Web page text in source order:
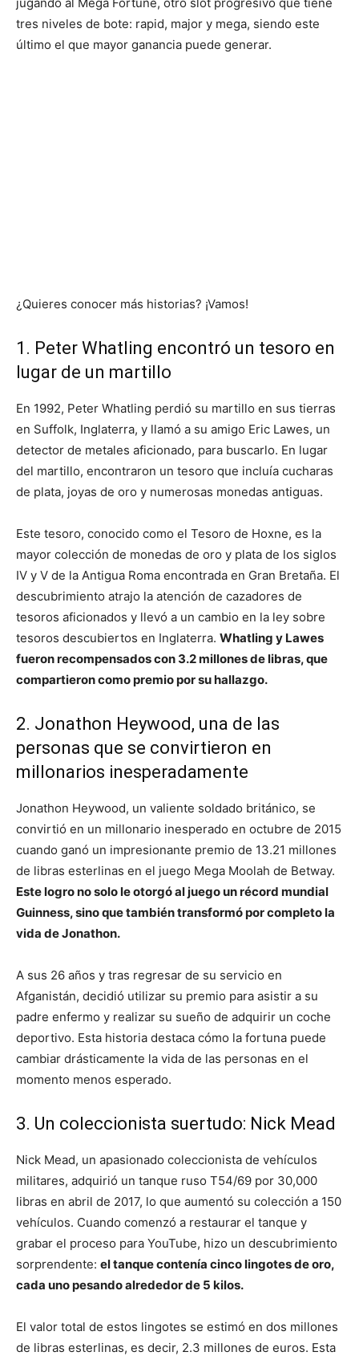
tres niveles de bote: rapid, major y mega, siendo este
último el que mayor ganancia puede generar.
¿Quieres conocer más historias? ¡Vamos!
1. Peter Whatling encontró un tesoro en
lugar de un martillo
En 1992, Peter Whatling perdió su martillo en sus tierras
en Suffolk, Inglaterra, y llamó a su amigo Eric Lawes, un
detector de metales aficionado, para buscarlo. En lugar
del martillo, encontraron un tesoro que incluía cucharas
de plata, joyas de oro y numerosas monedas antiguas.
Este tesoro, conocido como el Tesoro de Hoxne, es la
mayor colección de monedas de oro y plata de los siglos
IV y V de la Antigua Roma encontrada en Gran Bretaña. El
descubrimiento atrajo la atención de cazadores de
tesoros aficionados y llevó a un cambio en la ley sobre
tesoros descubiertos en Inglaterra. Whatling y Lawes
fueron recompensados con 3.2 millones de libras, que
compartieron como premio por su hallazgo.
2. Jonathon Heywood, una de las
personas que se convirtieron en
millonarios inesperadamente
Jonathon Heywood, un valiente soldado británico, se
convirtió en un millonario inesperado en octubre de 2015
cuando ganó un impresionante premio de 13.21 millones
de libras esterlinas en el juego Mega Moolah de Betway.
Este logro no solo le otorgó al juego un récord mundial
Guinness, sino que también transformó por completo la
vida de Jonathon.
A sus 26 años y tras regresar de su servicio en
Afganistán, decidió utilizar su premio para asistir a su
padre enfermo y realizar su sueño de adquirir un coche
deportivo. Esta historia destaca cómo la fortuna puede
cambiar drásticamente la vida de las personas en el
momento menos esperado.
3. Un coleccionista suertudo: Nick Mead
Nick Mead, un apasionado coleccionista de vehículos
militares, adquirió un tanque ruso T54/69 por 30,000
libras en abril de 2017, lo que aumentó su colección a 150
vehículos. Cuando comenzó a restaurar el tanque y
grabar el proceso para YouTube, hizo un descubrimiento
sorprendente: el tanque contenía cinco lingotes de oro,
cada uno pesando alrededor de 5 kilos.
El valor total de estos lingotes se estimó en dos millones
de libras esterlinas, es decir, 2.3 millones de euros. Esta